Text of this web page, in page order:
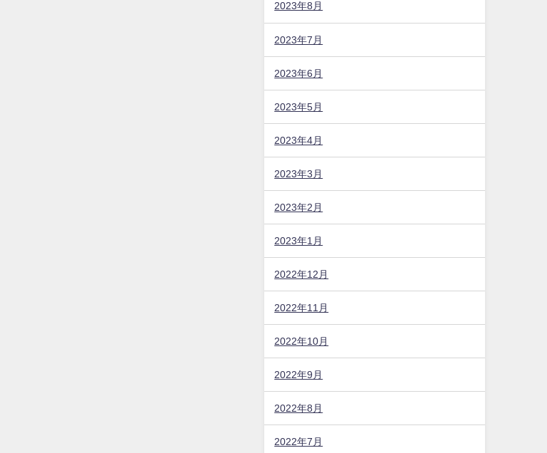
2023年8月
2023年7月
2023年6月
2023年5月
2023年4月
2023年3月
2023年2月
2023年1月
2022年12月
2022年11月
2022年10月
2022年9月
2022年8月
2022年7月